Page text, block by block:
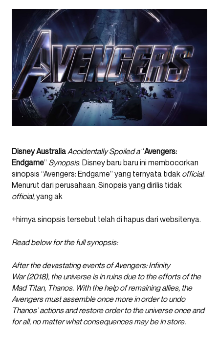
Disney AustraliaAccidentally Spoiled a“Avengers:
Endgame” Synopsis. Disney baru baru ini membocorkan
sinopsis “Avengers: Endgame” yang ternyata tidak official.
Menurut dari perusahaan, Sinopsis yang dirilis tidak
official,yang ak
+hirnya sinopsis tersebut telah di hapus dari websitenya.
Read below for the full synopsis:
After the devastating events of Avengers: Infinity
War (2018), the universe is in ruins due to the efforts of the
Mad Titan, Thanos. With the help of remaining allies, the
Avengers must assemble once more in order to undo
Thanos’ actions and restore order to the universe once and
for all, no matter what consequences may be in store.